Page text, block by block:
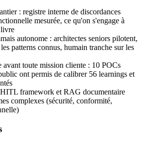
: registre interne de discordances
mesurée, ce qu'on s'engage à
autonome : architectes seniors pilotent,
patterns connus, humain tranche sur les
avant toute mission cliente : 10 POCs
ont permis de calibrer 56 learnings et
framework et RAG documentaire
complexes (sécurité, conformité,